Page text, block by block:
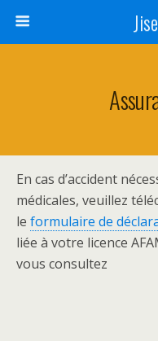
En cas d’accident
médicales, veuillez
le formulaire de
liée à votre licence
vous consultez